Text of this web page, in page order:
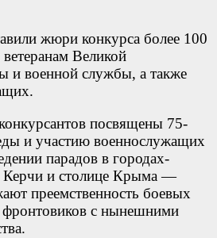
жюри конкурса более 100
Великой
и военной службы, а также
посвящены 75-
и участию военнослужащих
парадов в городах-
Керчи и столице Крыма —
преемственность боевых
фронтовиков с нынешними